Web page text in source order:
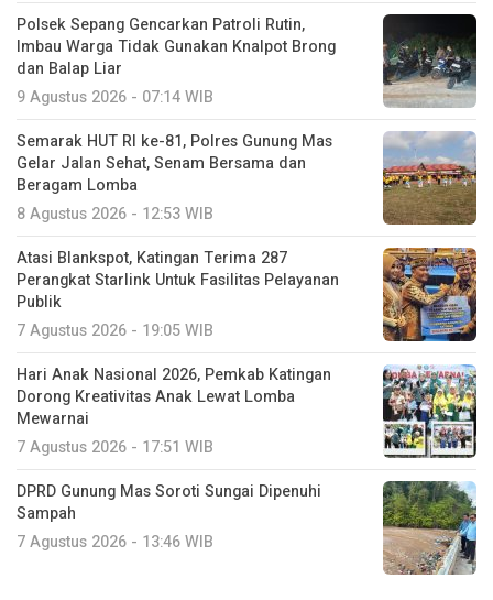
Polsek Sepang Gencarkan Patroli Rutin,
Imbau Warga Tidak Gunakan Knalpot Brong
dan Balap Liar
9 Agustus 2026 - 07:14 WIB
Semarak HUT RI ke-81, Polres Gunung Mas
Gelar Jalan Sehat, Senam Bersama dan
Beragam Lomba
8 Agustus 2026 - 12:53 WIB
Atasi Blankspot, Katingan Terima 287
Perangkat Starlink Untuk Fasilitas Pelayanan
Publik
7 Agustus 2026 - 19:05 WIB
Hari Anak Nasional 2026, Pemkab Katingan
Dorong Kreativitas Anak Lewat Lomba
Mewarnai
7 Agustus 2026 - 17:51 WIB
DPRD Gunung Mas Soroti Sungai Dipenuhi
Sampah
7 Agustus 2026 - 13:46 WIB